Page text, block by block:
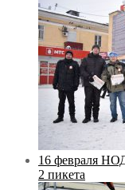
16 февраля
2 пикета